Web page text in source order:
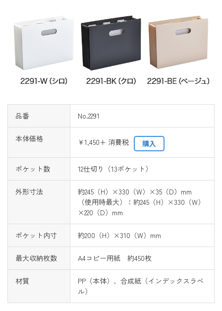
品番 No.2291
本体価格 ¥1,450+ 消費税 購入
ポケット数 12仕切り（13ポケット）
外形寸法
約245（H）×330（W）×35（D）mm
（使用時最大）：約245（H）×330（W）
×220（D）mm
ポケット内寸 約200（H）×310（W）mm
最大収納枚数 A4コピー用紙 約450枚
材質
PP（本体）、合成紙（インデックスラベ
ル）